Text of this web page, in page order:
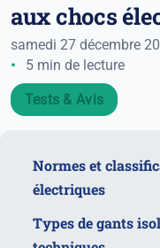
aux chocs
samedi 27 décembre
5 min de lecture
Tests & Avis
Normes et
électriques
Types de gants